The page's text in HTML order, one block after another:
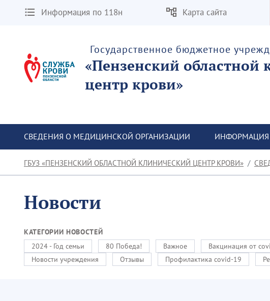
Информация по 118н Карта сайта
Государственное бюджетное
«Пензенский областной
центр крови»
СВЕДЕНИЯ О МЕДИЦИНСКОЙ ОРГАНИЗАЦИИ
ГБУЗ «ПЕНЗЕНСКИЙ ОБЛАСТНОЙ КЛИНИЧЕСКИЙ ЦЕНТР КРОВИ»
Новости
КАТЕГОРИИ НОВОСТЕЙ
2024 - Год семьи
80 Победа! Важное Вакцинация от
Новости учреждения
Отзывы Профилактика covid-19